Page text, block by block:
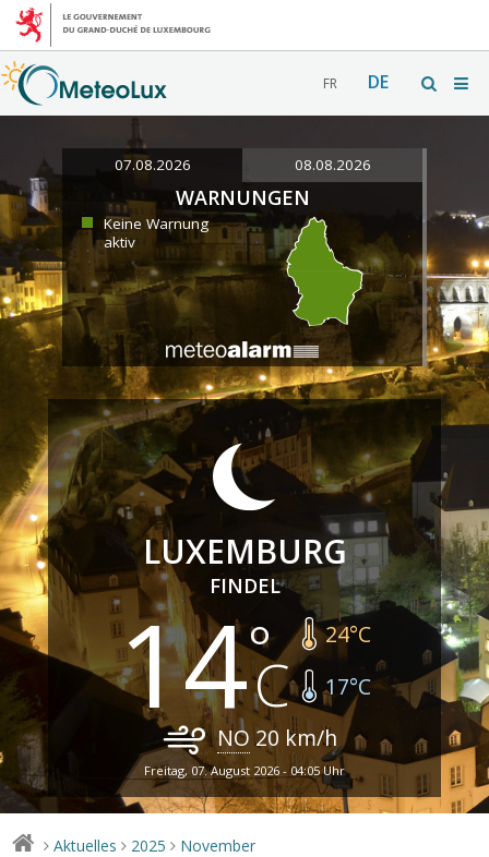
FR DE
07.08.2026 08.08.2026
WARNUNGEN
Keine Warnung
aktiv
LUXEMBURG
FINDEL
14 24°C
17°C
NO 20 km/h
Freitag, 07. August 2026 - 04:05 Uhr
> Aktuelles > 2025 > November